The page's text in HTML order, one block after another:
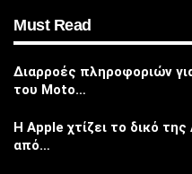
Must Read
Διαρροές πληροφοριών
του Moto…
Η Apple χτίζει το δικό
από…